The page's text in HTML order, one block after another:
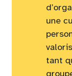
une
tant